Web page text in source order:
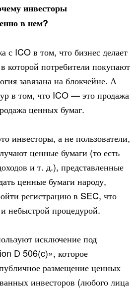
инвесторы
в нем?
с ICO в том, что бизнес делает
которой потребители покупают
завязана на блокчейне. А
в том, что ICO — это продажа
ценных бумаг.
инвесторы, а не пользователи,
ценные бумаги (то есть
и т. д.), представленные
ценные бумаги народу,
регистрацию в SEC, что
небыстрой процедурой.
исключение под
D 506(c)», которое
размещение ценных
инвесторов (любого лица